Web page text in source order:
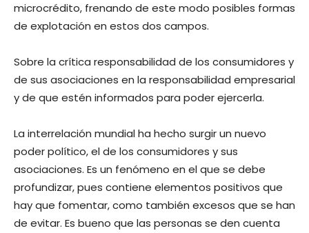
microcrédito, frenando de este modo posibles formas
de explotación en estos dos campos.
Sobre la crítica responsabilidad de los consumidores y
de sus asociaciones en la responsabilidad empresarial
y de que estén informados para poder ejercerla.
La interrelación mundial ha hecho surgir un nuevo
poder político, el de los consumidores y sus
asociaciones. Es un fenómeno en el que se debe
profundizar, pues contiene elementos positivos que
hay que fomentar, como también excesos que se han
de evitar. Es bueno que las personas se den cuenta